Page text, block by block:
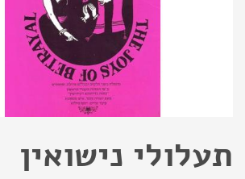
תעלולי נישואין